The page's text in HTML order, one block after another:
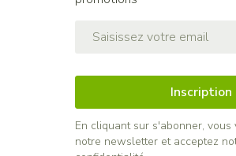
Inscription
En cliquant sur s'abonner, vous
notre newsletter et acceptez